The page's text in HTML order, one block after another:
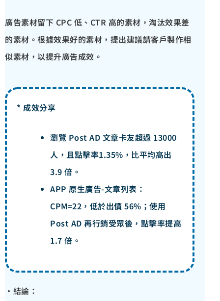
廣告素材留下 CPC 低、CTR 高的素材，淘汰效果差
的素材。根據效果好的素材，提出建議請客戶製作相
似素材，以提升廣告成效。
* 成效分享
瀏覽 Post AD 文章卡友超過 13000
人，且點擊率1.35%，比平均高出
3.9 倍。
APP 原生廣告-文章列表：
CPM=22，低於出價 56%；使用
Post AD 再行銷受眾後，點擊率提高
1.7 倍。
·結論：